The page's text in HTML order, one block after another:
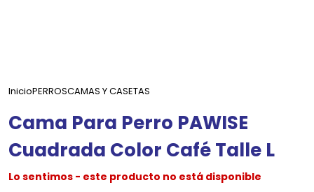
InicioPERROSCAMAS Y CASETAS
Cama Para Perro PAWISE
Cuadrada Color Café Talle L
Lo sentimos - este producto no está disponible